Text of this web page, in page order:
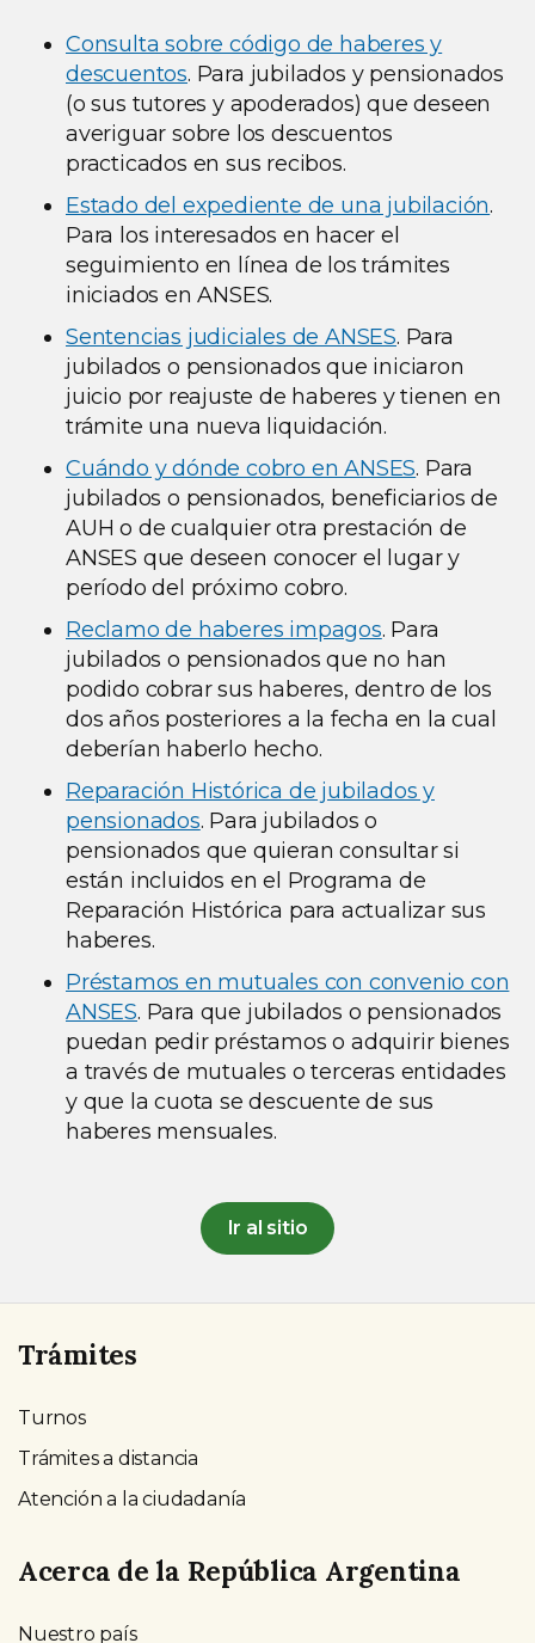
Consulta sobre código de haberes y
descuentos. Para jubilados y pensionados
(o sus tutores y apoderados) que deseen
averiguar sobre los descuentos
practicados en sus recibos.
Estado del expediente de una jubilación.
Para los interesados en hacer el
seguimiento en línea de los trámites
iniciados en ANSES.
Sentencias judiciales de ANSES. Para
jubilados o pensionados que iniciaron
juicio por reajuste de haberes y tienen en
trámite una nueva liquidación.
Cuándo y dónde cobro en ANSES. Para
jubilados o pensionados, beneficiarios de
AUH o de cualquier otra prestación de
ANSES que deseen conocer el lugar y
período del próximo cobro.
Reclamo de haberes impagos. Para
jubilados o pensionados que no han
podido cobrar sus haberes, dentro de los
dos años posteriores a la fecha en la cual
deberían haberlo hecho.
Reparación Histórica de jubilados y
pensionados. Para jubilados o
pensionados que quieran consultar si
están incluidos en el Programa de
Reparación Histórica para actualizar sus
haberes.
Préstamos en mutuales con convenio con
ANSES. Para que jubilados o pensionados
puedan pedir préstamos o adquirir bienes
a través de mutuales o terceras entidades
y que la cuota se descuente de sus
haberes mensuales.
Ir al sitio
Trámites
Turnos
Trámites a distancia
Atención a la ciudadanía
Acerca de la República Argentina
Nuestro país